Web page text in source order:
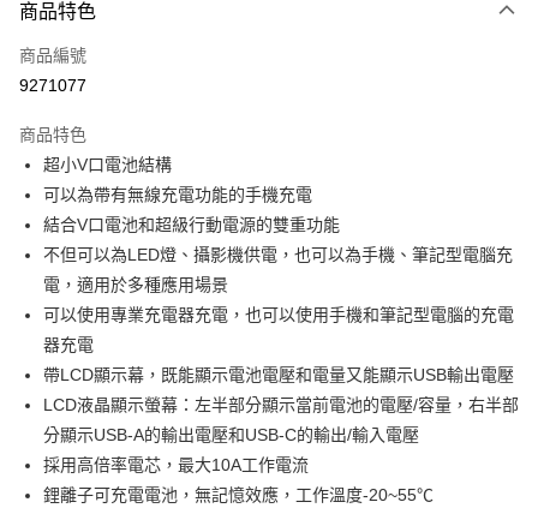
信用卡一次付款
信用卡分期付款
合作金庫商業銀行
華南商業銀行
上海商業儲蓄銀行
台北富邦商業銀行
國泰世華商業銀行
兆豐國際商業銀行
臺灣中小企業銀行
台中商業銀行
匯豐（台灣）商業銀行
聯邦商業銀行
元大商業銀行
永豐商業銀行
玉山商業銀行
台新國際商業銀行
中國信託商業銀行
台灣樂天信用卡公司
6 期 0 利率 每期
華南商業銀行
彰化商業銀行
上海商業儲蓄銀行
台北富邦商業銀行
國泰世華商業銀行
兆豐國際商業銀行
臺灣中小企業銀行
匯豐（台灣）商業銀行
華泰商業銀行
聯邦商業銀行
元大商業銀行
玉山商業銀行
星展（台灣）商業銀行
台新國際商業銀行
中國信託商業銀行
台灣樂天信用卡公司
12 期 0 利率 每期
合作金庫商業銀行
第一商業銀行
上海商業儲蓄銀行
台北富邦商業銀行
國泰世華商業銀行
臺灣中小企業銀行
台中商業銀行
匯豐（台灣）商業銀行
聯邦商業銀行
遠東國際商業銀行
元大商業銀行
永豐商業銀行
玉山商業銀行
星展（台灣）商業銀行
台新國際商業銀行
中國信託商業銀行
台灣樂天信用卡公司
超商取貨付款
LINE Pay
Apple Pay
街口支付
悠遊付
Google Pay
全支付
商品特色
商品編號
9271077
商品特色
超小V口電池結構
可以為帶有無線充電功能的手機充電
結合V口電池和超級行動電源的雙重功能
不但可以為LED燈、攝影機供電，也可以為手機、筆記型電腦充
電，適用於多種應用場景
可以使用專業充電器充電，也可以使用手機和筆記型電腦的充電
器充電
帶LCD顯示幕，既能顯示電池電壓和電量又能顯示USB輸出電壓
LCD液晶顯示螢幕：左半部分顯示當前電池的電壓/容量，右半部
分顯示USB-A的輸出電壓和USB-C的輸出/輸入電壓
採用高倍率電芯，最大10A工作電流
鋰離子可充電電池，無記憶效應，工作溫度-20~55℃